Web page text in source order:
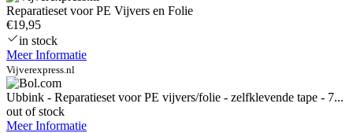
Reparatieset voor PE Vijvers en Folie
€19,95
in stock
Meer Informatie
Vijverexpress.nl
Ubbink - Reparatieset voor PE vijvers/folie - zelfklevende tape - 7...
out of stock
Meer Informatie